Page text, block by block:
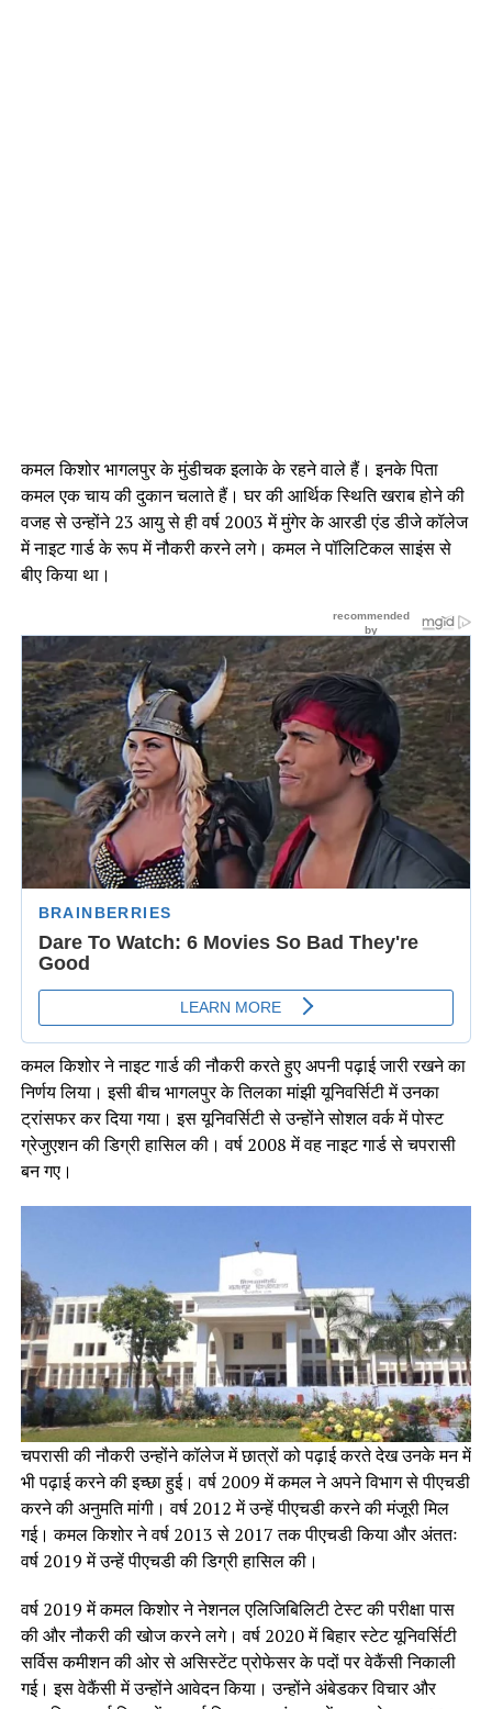
कमल किशोर भागलपुर के मुंडीचक इलाके के रहने वाले हैं। इनके पिता
कमल एक चाय की दुकान चलाते हैं। घर की आर्थिक स्थिति खराब होने की
वजह से उन्होंने 23 आयु से ही वर्ष 2003 में मुंगेर के आरडी एंड डीजे कॉलेज
में नाइट गार्ड के रूप में नौकरी करने लगे। कमल ने पॉलिटिकल साइंस से
बीए किया था।
कमल किशोर ने नाइट गार्ड की नौकरी करते हुए अपनी पढ़ाई जारी रखने का
निर्णय लिया। इसी बीच भागलपुर के तिलका मांझी यूनिवर्सिटी में उनका
ट्रांसफर कर दिया गया। इस यूनिवर्सिटी से उन्होंने सोशल वर्क में पोस्ट
ग्रेजुएशन की डिग्री हासिल की। वर्ष 2008 में वह नाइट गार्ड से चपरासी
बन गए।
चपरासी की नौकरी उन्होंने कॉलेज में छात्रों को पढ़ाई करते देख उनके मन में
भी पढ़ाई करने की इच्छा हुई। वर्ष 2009 में कमल ने अपने विभाग से पीएचडी
करने की अनुमति मांगी। वर्ष 2012 में उन्हें पीएचडी करने की मंजूरी मिल
गई। कमल किशोर ने वर्ष 2013 से 2017 तक पीएचडी किया और अंततः
वर्ष 2019 में उन्हें पीएचडी की डिग्री हासिल की।
वर्ष 2019 में कमल किशोर ने नेशनल एलिजिबिलिटी टेस्ट की परीक्षा पास
की और नौकरी की खोज करने लगे। वर्ष 2020 में बिहार स्टेट यूनिवर्सिटी
सर्विस कमीशन की ओर से असिस्टेंट प्रोफेसर के पदों पर वेकैंसी निकाली
गई। इस वेकैंसी में उन्होंने आवेदन किया। उन्होंने अंबेडकर विचार और